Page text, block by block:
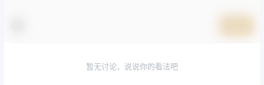
暂无讨论，说说你的看法吧